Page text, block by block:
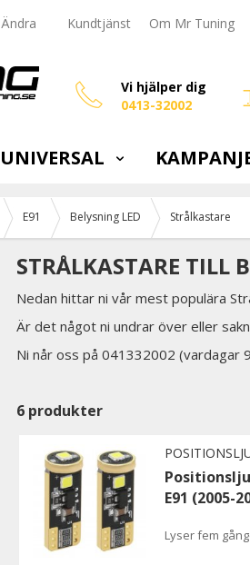
Ändra Kundtjänst Om Mr Tuning
Vi hjälper dig
0413-32002
UNIVERSAL
E91 Belysning LED Strålkastare
STRÅLKASTARE TILL
Nedan hittar ni vår mest populära
Är det något ni undrar över eller
Ni når oss på 041332002 (vardagar
6 produkter
E91 (2005-
Lyser fem